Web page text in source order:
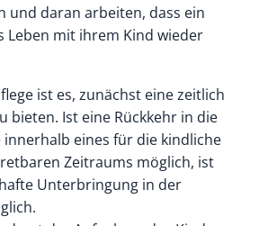
und daran arbeiten, dass ein
Leben mit ihrem Kind wieder
ist es, zunächst eine zeitlich
bieten. Ist eine Rückkehr in die
eines für die kindliche
Zeitraums möglich, ist
Unterbringung in der